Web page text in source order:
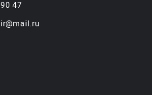
47